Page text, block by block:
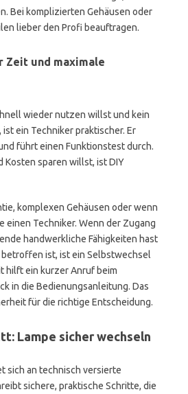
Bei komplizierten Gehäusen oder
lieber den Profi beauftragen.
Zeit und maximale
wieder nutzen willst und kein
ein Techniker praktischer. Er
führt einen Funktionstest durch.
Kosten sparen willst, ist DIY
komplexen Gehäusen oder wenn
einen Techniker. Wenn der Zugang
handwerkliche Fähigkeiten hast
betroffen ist, ist ein Selbstwechsel
hilft ein kurzer Anruf beim
in die Bedienungsanleitung. Das
für die richtige Entscheidung.
Lampe sicher wechseln
sich an technisch versierte
sichere, praktische Schritte, die